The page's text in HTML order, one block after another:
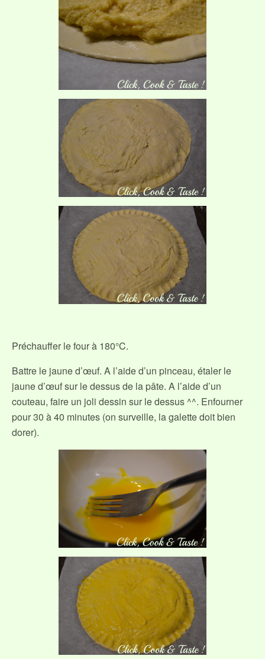
Préchauffer le four à 180°C.
Battre le jaune d’œuf. A l’aide d’un pinceau, étaler le
jaune d’œuf sur le dessus de la pâte. A l’aide d’un
couteau, faire un joli dessin sur le dessus ^^. Enfourner
pour 30 à 40 minutes (on surveille, la galette doit bien
dorer).